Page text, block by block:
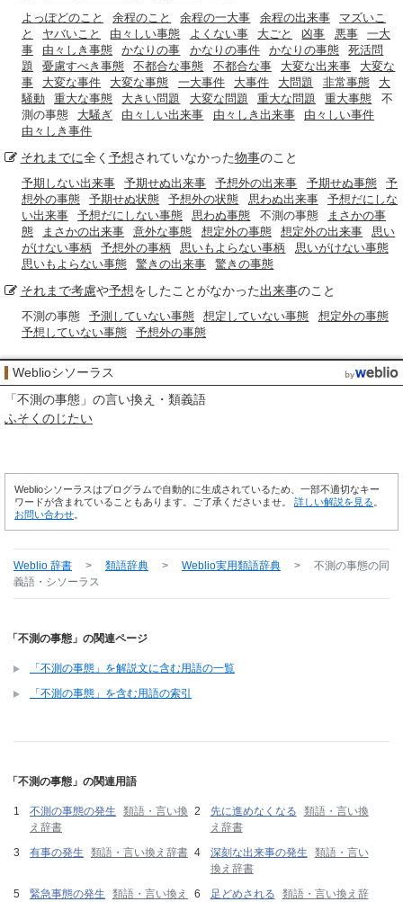
よっぽどのこと 余程のこと 余程の一大事 余程の出来事
マズいこ
と
ヤバいこと 由々しい事態 よくない事 大ごと 凶事 悪事
一大
事
由々しき事態 かなりの事 かなりの事件 かなりの事態
死活問
題
憂慮すべき事態 不都合な事態 不都合な事 大変な出来事
大変な
事
大変な事件 大変な事態 一大事件 大事件 大問題 非常事態
大
騒動
重大な事態 大きい問題 大変な問題 重大な問題 重大事態
不
測の事態
大騒ぎ 由々しい出来事 由々しき出来事
由々しい事件
由々しき事件
それまでに全く 予想されていなかった物事のこと
予期しない出来事 予期せぬ出来事 予想外の出来事 予期せぬ事態
予
想外の事態
予期せぬ状態 予想外の状態 思わぬ出来事
予想だにしな
い出来事
予想だにしない事態 思わぬ事態 不測の事態
まさかの事
態
まさかの出来事 意外な事態 想定外の事態 想定外の出来事
思い
がけない事柄
予想外の事柄 思いもよらない事柄
思いがけない事態
思いもよらない事態
驚きの出来事 驚きの事態
それまで考慮や予想をしたことがなかった出来事のこと
不測の事態 予測していない事態 想定していない事態
想定外の事態
予想していない事態
予想外の事態
Weblioシソーラス
「不測の事態 」の言い換え・類義語
ふそくのじたい
Weblioシソーラスはプログラムで自動的に生成されているため、一部不適切なキー
ワードが含まれていることもあります。ご了承くださいませ。 詳しい解説を見る
お問い合わせ
Weblio 辞書 > 類語辞典 > Weblio実用類語辞典 > 不測の事態の同
義語・シソーラス
「不測の事態」の関連ページ
「不測の事態」を解説文に含む用語の一覧
「不測の事態」を含む用語の索引
「不測の事態」の関連用語
不測の事態の発生
類語・言い換
え辞書
先に進めなくなる
類語・言い換
え辞書
有事の発生
類語・言い換え辞書 深刻な出来事の発生
類語・言い
換え辞書
緊急事態の発生
類語・言い換え
足どめされる
類語・言い換え辞